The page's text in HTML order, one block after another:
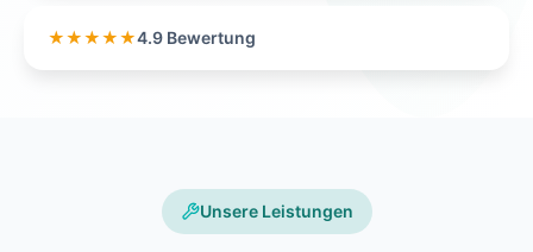
★★★★★4.9 Bewertung
Unsere Leistungen